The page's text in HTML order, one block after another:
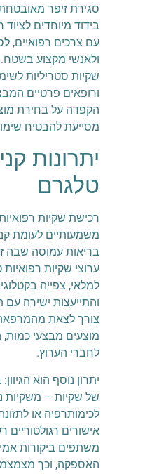
סגירת זיפר
בידוד מיוחדים
עם צרכים רפואיים,
ולאנשי מקצוע בשטח.
שקיות סטריליות
ורופאים פרטיים
הקפדה על בחירת
מסייעת להבטיח
יתרונות
טלגרם
רכישת שקיות
משמעותיים לעומת
בריאות עמוסה שבה
ערוצי שקיות
למלאי, צפייה
והתייעצות ישירה
צורך לצאת
מוצעים מבצעי כמות,
לחברי הערוץ.
יתרון נוסף הוא
של שקיות – משקיות
לכימותרפיה או
אישורים רגולטוריים
משתפים ביקורות
האספקה, וכך